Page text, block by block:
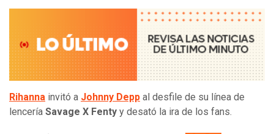
Rihanna invitó a Johnny Depp al desfile de su línea de
lencería Savage X Fenty y desató la ira de los fans.